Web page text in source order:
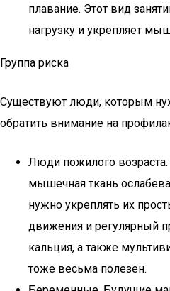
плавание. Этот вид
нагрузку и укрепляет
Группа риска
Существуют люди, которым
обратить внимание на
Люди пожилого
мышечная ткань
нужно укреплять их
движения и регулярный
кальция, а также
тоже весьма полезен.